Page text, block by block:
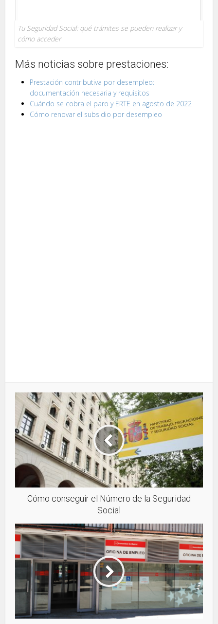
Tu Seguridad Social: qué trámites se pueden realizar y
cómo acceder
Más noticias sobre prestaciones:
Prestación contributiva por desempleo:
documentación necesaria y requisitos
Cuándo se cobra el paro y ERTE en agosto de 2022
Cómo renovar el subsidio por desempleo
Cómo conseguir el Número de la Seguridad
Social